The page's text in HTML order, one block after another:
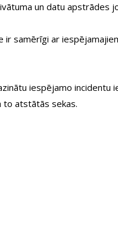
un datu apstrādes
samērīgi ar
iespējamo incidentu
to atstātās sekas.